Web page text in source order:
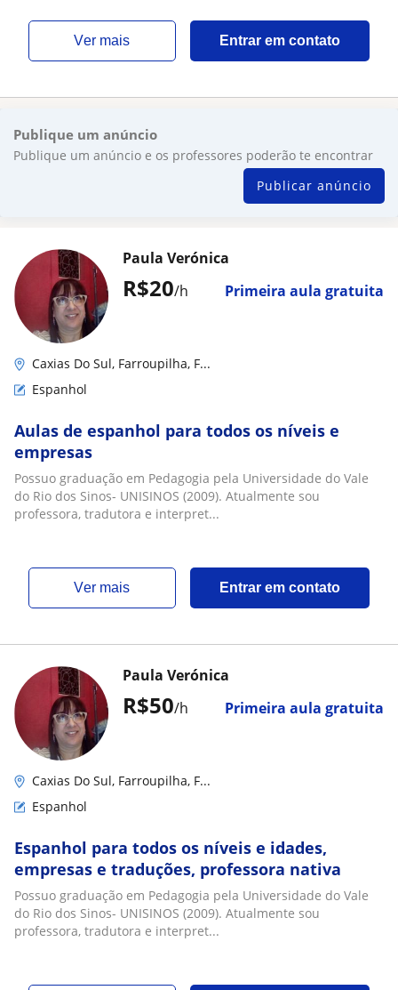
ver mais Entrar em contato
Publique um anúncio
Publique um anúncio e os professores poderão te encontrar
Publicar anúncio
R$20/h Primeira aula gratuita
Paula Verónica
Caxias Do Sul, Farroupilha, F...
Espanhol
Aulas de espanhol para todos os níveis e
empresas
Possuo graduação em Pedagogia pela Universidade do Vale
do Rio dos Sinos- UNISINOS (2009). Atualmente sou
professora, tradutora e interpret...
ver mais Entrar em contato
R$50/h Primeira aula gratuita
Paula Verónica
Caxias Do Sul, Farroupilha, F...
Espanhol
Espanhol para todos os níveis e idades,
empresas e traduções, professora nativa
Possuo graduação em Pedagogia pela Universidade do Vale
do Rio dos Sinos- UNISINOS (2009). Atualmente sou
professora, tradutora e interpret...